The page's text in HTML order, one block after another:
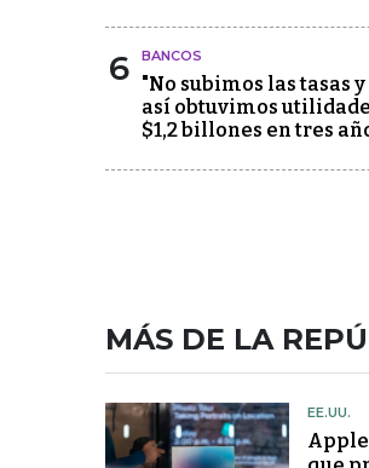
6 BANCOS
"No subimos las tasas
así obtuvimos
$1,2 billones en tres
MÁS DE LA
EE.UU.